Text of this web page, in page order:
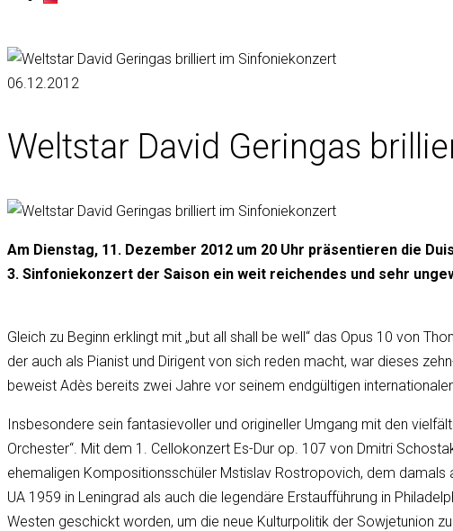
06.12.2012
Weltstar David Geringas
Am Dienstag, 11. Dezember 2012 um 20 Uhr präsentieren die
3. Sinfoniekonzert der Saison ein weit reichendes und sehr
Gleich zu Beginn erklingt mit „but all shall be well“ das Opus 10 von
der auch als Pianist und Dirigent von sich reden macht, war dieses
beweist Adès bereits zwei Jahre vor seinem endgültigen
Insbesondere sein fantasievoller und origineller Umgang mit den
Orchester“. Mit dem 1. Cellokonzert Es-Dur op. 107 von Dmitri
ehemaligen Kompositionsschüler Mstislav Rostropovich, dem
UA 1959 in Leningrad als auch die legendäre Erstaufführung in
Westen geschickt worden, um die neue Kulturpolitik der Sowjetunion